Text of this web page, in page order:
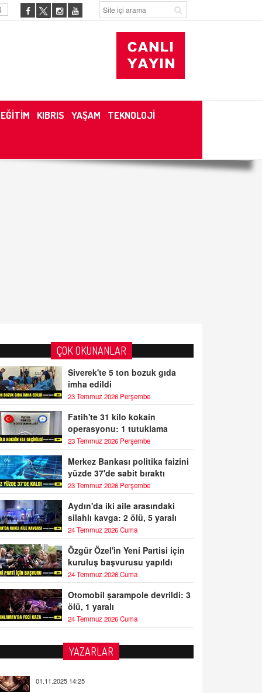
EĞİTİM KIBRIS YAŞAM TEKNOLOJİ
ÇOK OKUNANLAR
Siverek'te 5 ton bozuk gıda
imha edildi
23 Temmuz 2026 Perşembe
Fatih'te 31 kilo kokain
operasyonu: 1 tutuklama
23 Temmuz 2026 Perşembe
Merkez Bankası politika faizini
yüzde 37'de sabit bıraktı
23 Temmuz 2026 Perşembe
Aydın'da iki aile arasındaki
silahlı kavga: 2 ölü, 5 yaralı
24 Temmuz 2026 Cuma
Özgür Özel'in Yeni Partisi için
kuruluş başvurusu yapıldı
24 Temmuz 2026 Cuma
Otomobil şarampole devrildi: 3
ölü, 1 yaralı
24 Temmuz 2026 Cuma
YAZARLAR
BAYAN AURORA